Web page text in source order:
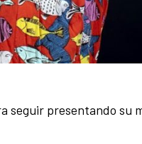
presentando su